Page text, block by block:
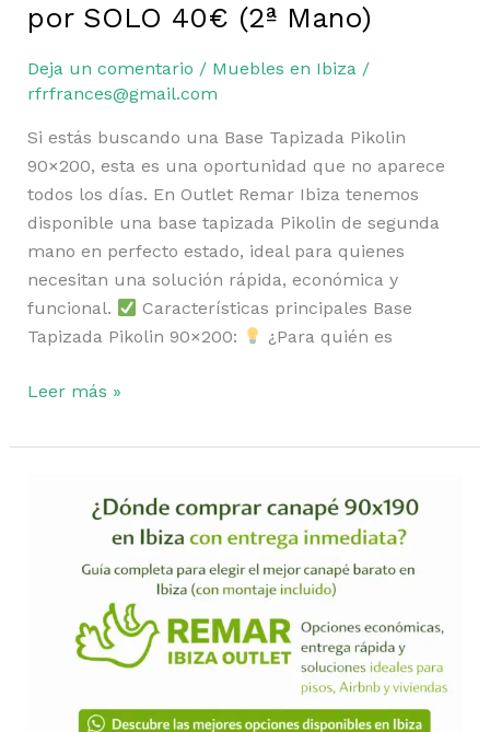
por SOLO 40€ (2ª Mano)
Deja un comentario / Muebles en Ibiza/
rfrfrances@gmail.com
Si estás buscando una Base Tapizada Pikolin
90×200, esta es una oportunidad que no aparece
todos los días. En Outlet Remar Ibiza tenemos
disponible una base tapizada Pikolin de segunda
mano en perfecto estado, ideal para quienes
necesitan una solución rápida, económica y
funcional.
Características principales Base
Tapizada Pikolin 90×200:
¿Para quién es
Leer más »
comprar
90×190